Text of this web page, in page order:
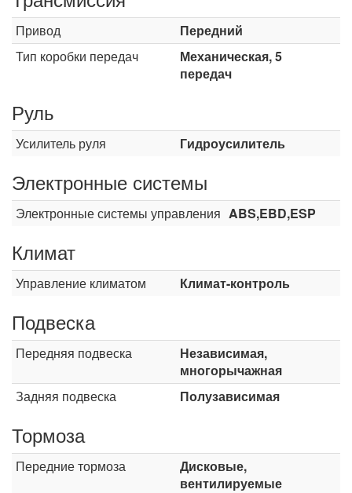
Привод
Передний
Тип коробки передач
Механическая, 5
передач
Руль
Усилитель руля Гидроусилитель
Электронные системы
Электронные системы управления ABS,EBD,ESP
Климат
Управление климатом Климат-контроль
Подвеска
Передняя подвеска
Независимая,
многорычажная
Задняя подвеска
Полузависимая
Тормоза
Передние тормоза
Дисковые,
вентилируемые